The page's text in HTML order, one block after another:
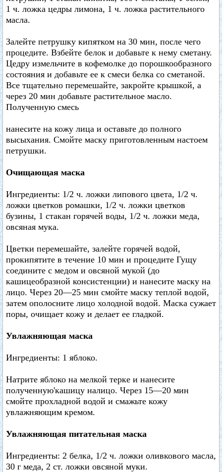
1 ч. ложка цедры лимона, 1 ч. ложка растительного
масла.
Залейте петрушку кипятком на 30 мин, после чего
процедите. Взбейте белок и добавьте к нему сметану.
Цедру измельчите в кофемолке до порошкообразного
состояния и добавьте ее к смеси белка со сметаной.
Все тщательно перемешайте, закройте крышкой, а
через 20 мин добавьте растительное масло.
Полученную смесь
нанесите на кожу лица и оставьте до полного
высыхания. Смойте маску приготовленным настоем
петрушки.
Очищающая маска
Ингредиенты: 1/2 ч. ложки липового цвета, 1/2 ч.
ложки цветков ромашки, 1/2 ч. ложки цветков
бузины, 1 стакан горячей воды, 1/2 ч. ложки меда,
овсяная мука.
Цветки перемешайте, залейте горячей водой,
прокипятите в течение 10 мин и процедите Гущу
соедините с медом и овсяной мукой (до
кашицеобразной консистенции) и нанесите маску на
лицо. Через 20—25 мин смойте маску теплой водой,
затем ополосните лицо холодной водой. Маска сужает
поры, очищает кожу и делает ее гладкой.
Увлажняющая маска
Ингредиенты: 1 яблоко.
Натрите яблоко на мелкой терке и нанесите
полученную'кашицу налицо. Через 15—20 мин
смойте прохладной водой и смажьте кожу
увлажняющим кремом.
Увлажняющая питательная маска
Ингредиенты: 2 белка, 1/2 ч. ложки оливкового масла,
30 г меда, 2 ст. ложки овсяной муки.